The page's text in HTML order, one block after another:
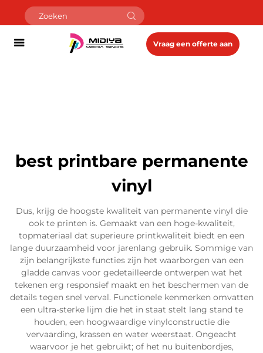
Vraag een offerte aan
best printbare permanente
vinyl
Dus, krijg de hoogste kwaliteit van permanente vinyl die
ook te printen is. Gemaakt van een hoge-kwaliteit,
topmateriaal dat superieure printkwaliteit biedt en een
lange duurzaamheid voor jarenlang gebruik. Sommige van
zijn belangrijkste functies zijn het waarborgen van een
gladde canvas voor gedetailleerde ontwerpen wat het
tekenen erg responsief maakt en het beschermen van de
details tegen snel verval. Functionele kenmerken omvatten
een ultra-sterke lijm die het in staat stelt lang stand te
houden, een hoogwaardige vinylconstructie die
vervaarding, krassen en water weerstaat. Ongeacht
waarvoor je het gebruikt; of het nu buitenbordjes,